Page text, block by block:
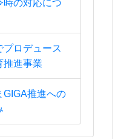
時の対応につ
プロデュース
推進事業
GIGA推進への